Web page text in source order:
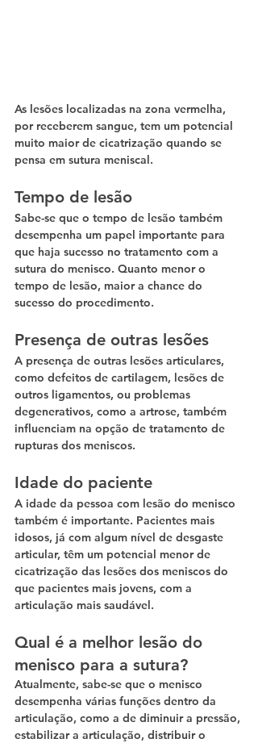
As lesões localizadas na zona vermelha,
por receberem sangue, tem um potencial
muito maior de cicatrização quando se
pensa em sutura meniscal.
Tempo de lesão
Sabe-se que o tempo de lesão também
desempenha um papel importante para
que haja sucesso no tratamento com a
sutura do menisco. Quanto menor o
tempo de lesão, maior a chance do
sucesso do procedimento.
Presença de outras lesões
A presença de outras lesões articulares,
como defeitos de cartilagem, lesões de
outros ligamentos, ou problemas
degenerativos, como a artrose, também
influenciam na opção de tratamento de
rupturas dos meniscos.
Idade do paciente
A idade da pessoa com lesão do menisco
também é importante. Pacientes mais
idosos, já com algum nível de desgaste
articular, têm um potencial menor de
cicatrização das lesões dos meniscos do
que pacientes mais jovens, com a
articulação mais saudável.
Qual é a melhor lesão do
menisco para a sutura?
Atualmente, sabe-se que o menisco
desempenha várias funções dentro da
articulação, como a de diminuir a pressão,
estabilizar a articulação, distribuir o